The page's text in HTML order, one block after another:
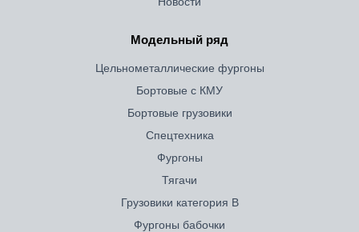
Модельный ряд
Цельнометаллические фургоны
Бортовые с КМУ
Бортовые грузовики
Спецтехника
Фургоны
Тягачи
Грузовики категория B
Фургоны бабочки